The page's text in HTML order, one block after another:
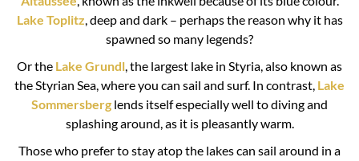
Lake Toplitz, deep and dark – perhaps the reason why it has
spawned so many legends?
Or the Lake Grundl, the largest lake in Styria, also known as
the Styrian Sea, where you can sail and surf. In contrast, Lake
Sommersberg lends itself especially well to diving and
splashing around, as it is pleasantly warm.
Those who prefer to stay atop the lakes can sail around in a